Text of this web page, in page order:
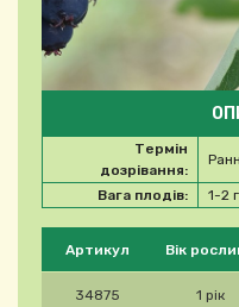
Будь ласка,
Артикул Вік
34875 1 рік
Термін
дозрівання:
Вага плодів: 1-2 г